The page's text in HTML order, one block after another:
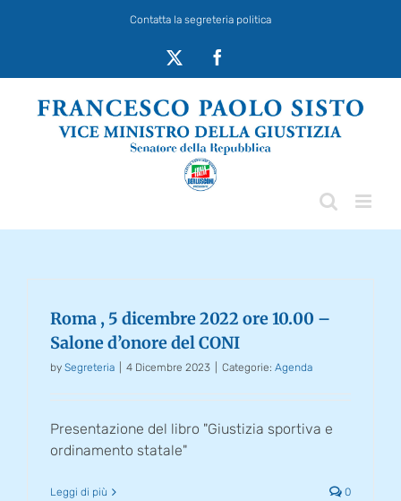
Contatta la segreteria politica
Roma , 5 dicembre 2022 ore 10.00 –
Salone d’onore del CONI
by Segreteria 4 Dicembre 2023 Categorie: Agenda
Presentazione del libro "Giustizia sportiva e
ordinamento statale"
Leggi di più 0